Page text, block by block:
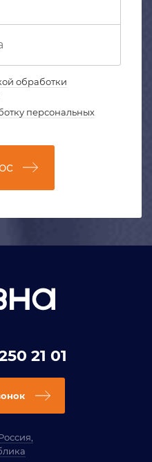
обработки
персональных
21 01